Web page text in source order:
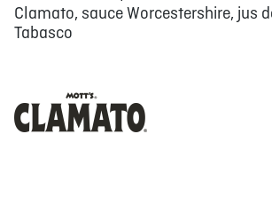
Clamato, sauce Worcestershire, jus
Tabasco